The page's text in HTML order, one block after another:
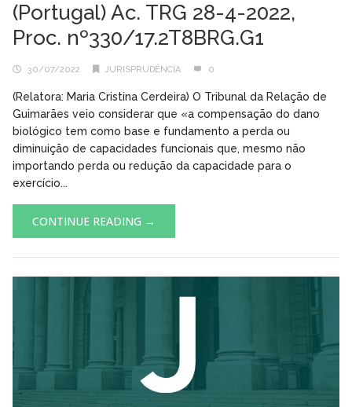
(Portugal) Ac. TRG 28-4-2022,
Proc. nº330/17.2T8BRG.G1
30/07/2022 JURISPRUDÊNCIA 0
(Relatora: Maria Cristina Cerdeira) O Tribunal da Relação de
Guimarães veio considerar que «a compensação do dano
biológico tem como base e fundamento a perda ou
diminuição de capacidades funcionais que, mesmo não
importando perda ou redução da capacidade para o
exercício...
CONTINUE READING →